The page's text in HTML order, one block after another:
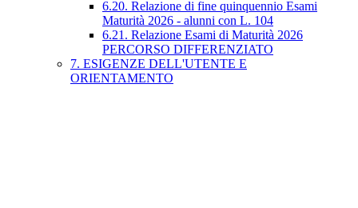
6.20. Relazione di fine quinquennio Esami
Maturità 2026 - alunni con L. 104
6.21. Relazione Esami di Maturità 2026
PERCORSO DIFFERENZIATO
7. ESIGENZE DELL'UTENTE E
ORIENTAMENTO